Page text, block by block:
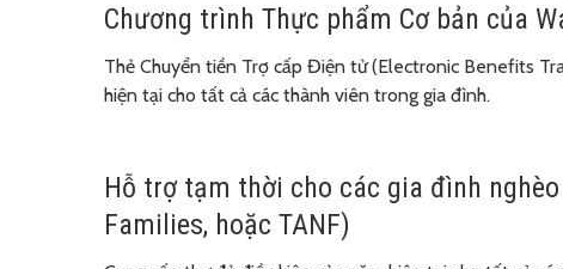
Chương trình Thực phẩm Cơ bản của
Thẻ Chuyển tiền Trợ cấp Điện tử (Electronic Benefits
hiện tại cho tất cả các thành viên trong gia đình.
Hỗ trợ tạm thời cho các gia đình
Families, hoặc TANF)